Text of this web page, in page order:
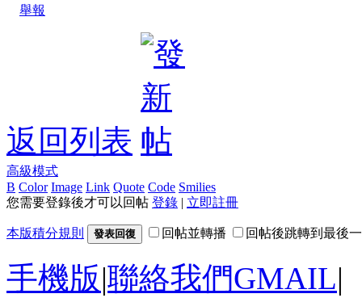
舉報
返回列表
高級模式
B Color Image Link Quote Code Smilies
您需要登錄後才可以回帖 登錄 | 立即註冊
本版積分規則 發表回復 回帖並轉播 回帖後跳轉到最後
手機版|聯絡我們GMAIL|